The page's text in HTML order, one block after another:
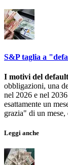
S&P taglia a
I motivi del default
obbligazioni, una
nel 2026 e nel
esattamente un
grazia" di un
Leggi anche